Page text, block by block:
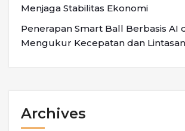
Menjaga Stabilitas Ekonomi
Penerapan Smart Ball Berbasis AI
Mengukur Kecepatan dan
Archives